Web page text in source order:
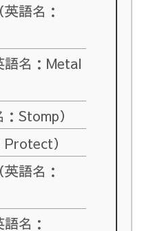
語名：
語名：Metal
Stomp）
）
語名：
名：